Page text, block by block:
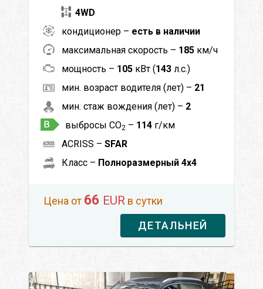
4WD
кондиционер – есть в наличии
максимальная скорость – 185 км/ч
мощность – 105 кВт (143 л.с.)
мин. возраст водителя (лет) – 21
мин. стаж вождения (лет) – 2
выбросы CO2 – 114 г/км
ACRISS – SFAR
Класс – Полноразмерный 4x4
Цена от 66 EUR в сутки
ДЕТАЛЬНЕЙ